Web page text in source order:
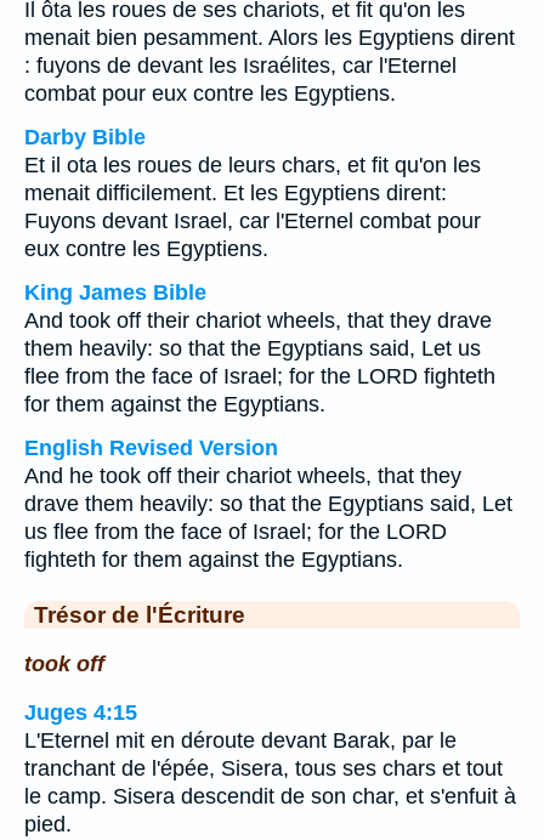
Il ôta les roues de ses chariots, et fit qu'on les
menait bien pesamment. Alors les Egyptiens dirent
: fuyons de devant les Israélites, car l'Eternel
combat pour eux contre les Egyptiens.
Darby Bible
Et il ota les roues de leurs chars, et fit qu'on les
menait difficilement. Et les Egyptiens dirent:
Fuyons devant Israel, car l'Eternel combat pour
eux contre les Egyptiens.
King James Bible
And took off their chariot wheels, that they drave
them heavily: so that the Egyptians said, Let us
flee from the face of Israel; for the LORD fighteth
for them against the Egyptians.
English Revised Version
And he took off their chariot wheels, that they
drave them heavily: so that the Egyptians said, Let
us flee from the face of Israel; for the LORD
fighteth for them against the Egyptians.
Trésor de l'Écriture
took off
Juges 4:15
L'Eternel mit en déroute devant Barak, par le
tranchant de l'épée, Sisera, tous ses chars et tout
le camp. Sisera descendit de son char, et s'enfuit à
pied.